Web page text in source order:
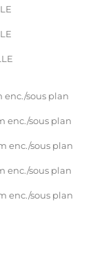
enc./sous plan
enc./sous plan
enc./sous plan
enc./sous plan
enc./sous plan